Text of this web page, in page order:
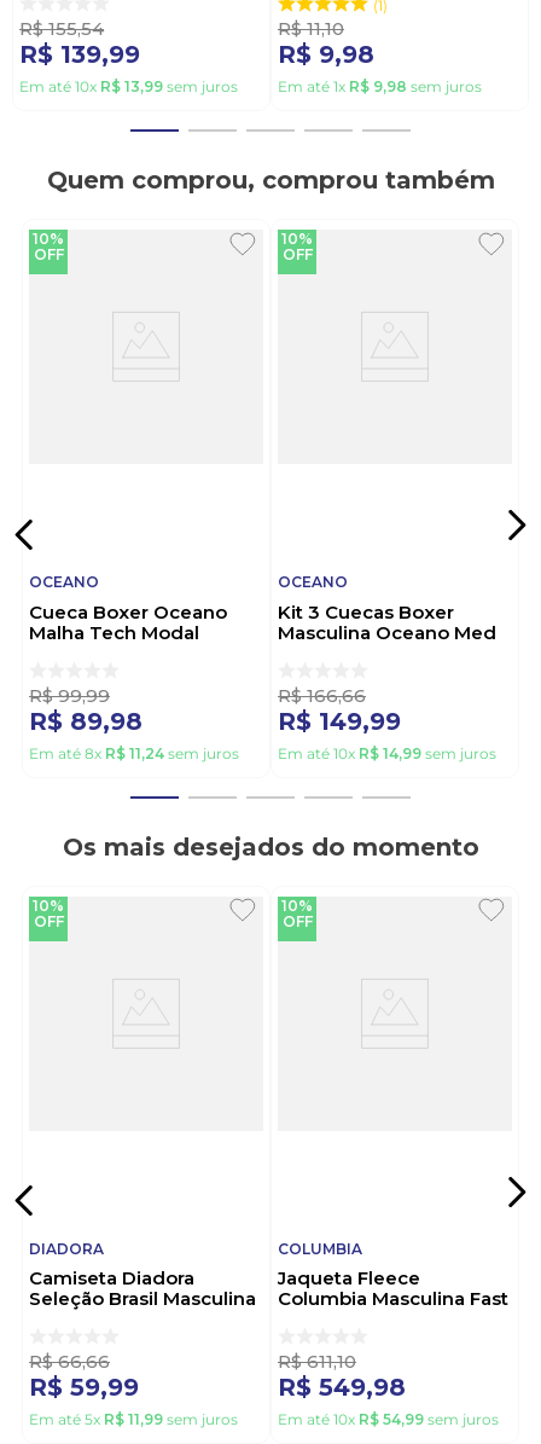
R$ 155,54
R$ 139,99
Em até 10x R$ 13,99 sem juros
1
R$ 11,10
R$ 9,98
Em até 1x R$ 9,98 sem juros
Quem comprou, comprou também
10%
OFF
OCEANO
Cueca Boxer Oceano
Malha Tech Modal
R$ 99,99
R$ 89,98
Em até 8x R$ 11,24 sem juros
10%
OFF
OCEANO
Kit 3 Cuecas Boxer
Masculina Oceano Med
R$ 166,66
R$ 149,99
Em até 10x R$ 14,99 sem juros
Os mais desejados do momento
10%
OFF
DIADORA
Camiseta Diadora
Seleção Brasil Masculina
R$ 66,66
R$ 59,99
Em até 5x R$ 11,99 sem juros
10%
OFF
COLUMBIA
Jaqueta Fleece
Columbia Masculina Fast
R$ 611,10
R$ 549,98
Em até 10x R$ 54,99 sem juros